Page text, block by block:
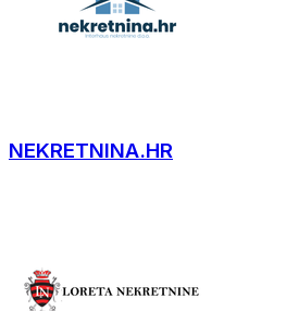
NEKRETNINA.HR